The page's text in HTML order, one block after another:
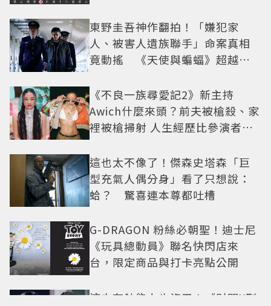
東野圭吾神作翻拍！「嫌犯家
人、被害人遺族聯手」命案真相
竟動搖 《天使與蝙蝠》超越懸
《不良一族尋愛記2》新主持
Awich什麼來頭？前夫被槍殺、家
裡被槍掃射 人生經歷比參演者還
這也太不像了！傑森史塔森「巨
型充氣人偶分身」看了只想說：
蛤？ 驚喜連本尊都吐槽
G-DRAGON 粉絲必朝聖！迪士尼
《玩具總動員》聯名快閃店來
台，限定商品與打卡亮點公開
這次有鈔能力也沒用！《財閥X刑